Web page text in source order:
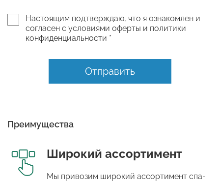
Настоящим подтверждаю, что я ознакомлен и
согласен с условиями оферты и политики
конфиденциальности *
Отправить
Преимущества
Широкий ассортимент
Мы привозим широкий ассортимент спа-